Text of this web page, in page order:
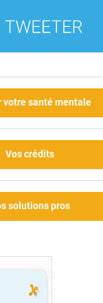
votre santé mentale
Vos crédits
solutions pros